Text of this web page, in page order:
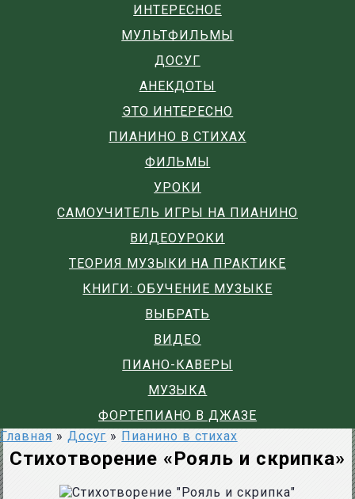
ИНТЕРЕСНОЕ
МУЛЬТФИЛЬМЫ
ДОСУГ
АНЕКДОТЫ
ЭТО ИНТЕРЕСНО
ПИАНИНО В СТИХАХ
ФИЛЬМЫ
УРОКИ
САМОУЧИТЕЛЬ ИГРЫ НА ПИАНИНО
ВИДЕОУРОКИ
ТЕОРИЯ МУЗЫКИ НА ПРАКТИКЕ
КНИГИ: ОБУЧЕНИЕ МУЗЫКЕ
ВЫБРАТЬ
ВИДЕО
ПИАНО-КАВЕРЫ
МУЗЫКА
ФОРТЕПИАНО В ДЖАЗЕ
Главная » Досуг » Пианино в стихах
Стихотворение «Рояль и скрипка»